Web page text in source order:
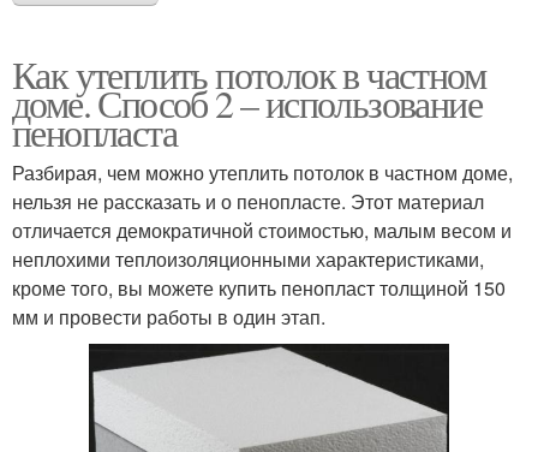
Как утеплить потолок в частном
доме. Способ 2 – использование
пенопласта
Разбирая, чем можно утеплить потолок в частном доме,
нельзя не рассказать и о пенопласте. Этот материал
отличается демократичной стоимостью, малым весом и
неплохими теплоизоляционными характеристиками,
кроме того, вы можете купить пенопласт толщиной 150
мм и провести работы в один этап.